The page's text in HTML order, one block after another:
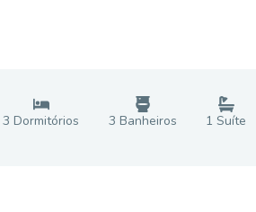
3 Dormitórios 3 Banheiros 1 Suíte